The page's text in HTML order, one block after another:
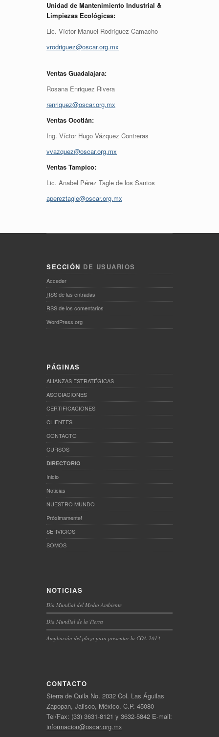
Unidad de Mantenimiento Industrial &
Limpiezas Ecológicas:
Lic. Víctor Manuel Rodríguez Camacho
vrodriguez@oscar.org.mx
Ventas Guadalajara:
Rosana Enriquez Rivera
renriquez@oscar.org.mx
Ventas Ocotlán:
Ing. Víctor Hugo Vázquez Contreras
vvazquez@oscar.org.mx
Ventas Tampico:
Lic. Anabel Pérez Tagle de los Santos
apereztagle@oscar.org.mx
SECCIÓN DE USUARIOS
Acceder
RSSde las entradas
RSSde los comentarios
WordPress.org
PÁGINAS
ALIANZAS ESTRATÉGICAS
ASOCIACIONES
CERTIFICACIONES
CLIENTES
CONTACTO
CURSOS
DIRECTORIO
Inicio
Noticias
NUESTRO MUNDO
Próximamente!
SERVICIOS
SOMOS
NOTICIAS
Día Mundial del Medio Ambiente
Día Mundial de la Tierra
Ampliación del plazo para presentar la COA 2013
CONTACTO
Sierra de Quila No. 2032 Col. Las Águilas
Zapopan, Jalisco, México. C.P. 45080
Tel/Fax: (33) 3631-8121 y 3632-5842 E-mail:
informacion@oscar.org.mx